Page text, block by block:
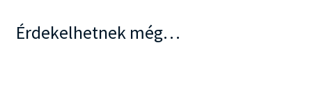
Érdekelhetnek még…